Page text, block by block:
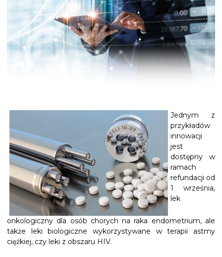
Jednym z
przykładów
innowacji
jest
dostępny w
ramach
refundacji od
1 września,
lek
onkologiczny dla osób chorych na raka endometrium, ale
także leki biologiczne wykorzystywane w terapii astmy
ciężkiej, czy leki z obszaru HIV.